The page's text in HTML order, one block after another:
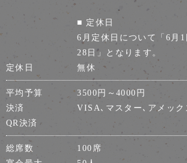
■ 定休日
6月定休日について「6月1
28日」となります。
定休日
無休
平均予算
3500円～4000円
決済
VISA､マスター､アメック
QR決済
総席数
100席